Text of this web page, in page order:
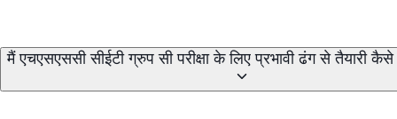
मैं एचएसएससी सीईटी ग्रुप सी परीक्षा के लिए प्रभावी ढंग से तैयारी